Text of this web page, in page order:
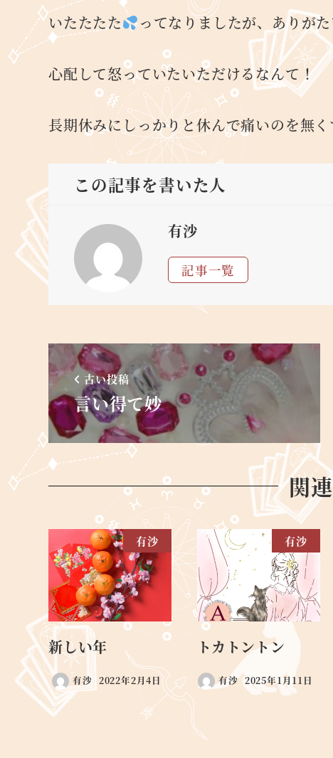
いたたたた ってなりましたが、ありが
心配して怒っていたいただけるなんて！
長期休みにしっかりと休んで痛いのを無く
この記事を書いた人
有沙
記事一覧
古い投稿
言い得て妙
関
有沙
新しい年
有沙 2022年2月4日
有沙
トカトントン
有沙 2025年1月11日